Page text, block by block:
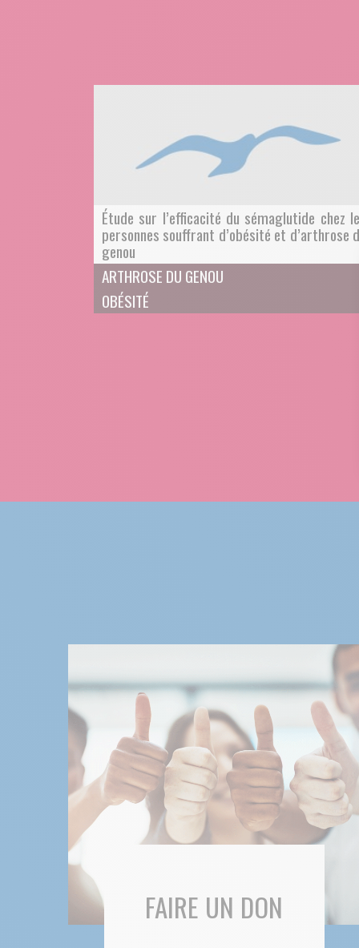
Étude sur l’efficacité du sémaglutide chez
personnes souffrant d’obésité et d’arthrose
genou
ARTHROSE DU GENOU
OBÉSITÉ
FAIRE UN DON